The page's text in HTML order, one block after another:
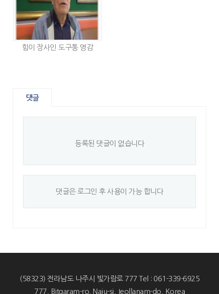
힘이 장사인 도구통 영감
댓글
등록된 댓글이 없습니다
댓글은 로그인 후 사용이 가능 합니다
(58323) 전라남도 나주시 빛가람로 777 Tel : 061-339-6925
777, Bitgaram-ro, Naju-si, Jeollanam-do, Korea